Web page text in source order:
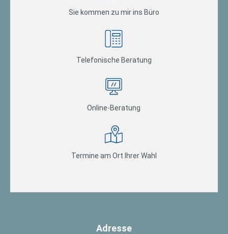
Sie kommen zu mir ins Büro
Telefonische Beratung
Online-Beratung
Termine am Ort Ihrer Wahl
Adresse